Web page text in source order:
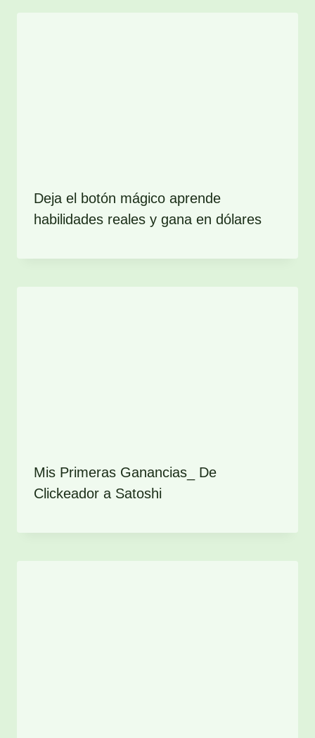
Deja el botón mágico aprende
habilidades reales y gana en dólares
Mis Primeras Ganancias_ De
Clickeador a Satoshi